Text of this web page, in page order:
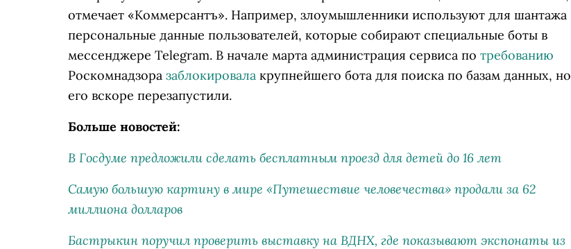
отмечает «Коммерсантъ». Например, злоумышленники используют для шантажа
персональные данные пользователей, которые собирают специальные боты в
мессенджере Telegram. В начале марта администрация сервиса по требованию
Роскомнадзора заблокировала крупнейшего бота для поиска по базам данных, но
его вскоре перезапустили.
Больше новостей:
В Госдуме предложили сделать бесплатным проезд для детей до 16 лет
Самую большую картину в мире «Путешествие человечества» продали за 62
миллиона долларов
Бастрыкин поручил проверить выставку на ВДНХ, где показывают экспонаты из